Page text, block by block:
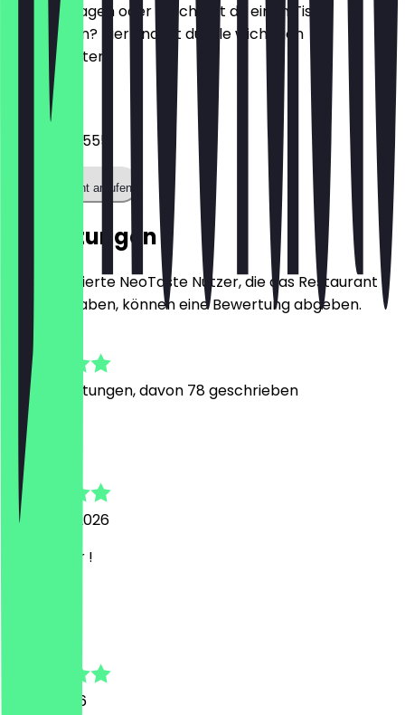
Hast du Fragen oder möchtest du einen Tisch
reservieren? Hier findest du alle wichtigen
Kontaktdaten.
Telefon
052177082555
Restaurant anrufen
Bewertungen
Nur registrierte NeoTaste Nutzer, die das Restaurant
besucht haben, können eine Bewertung abgeben.
206
Bewertungen, davon 78 geschrieben
Levin
6. August 2026
Alles super !
13. Juli 2026